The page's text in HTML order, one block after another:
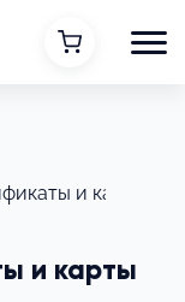
и карты
и карты